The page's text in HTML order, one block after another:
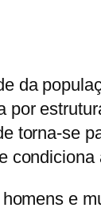
da
por
torna-se
e